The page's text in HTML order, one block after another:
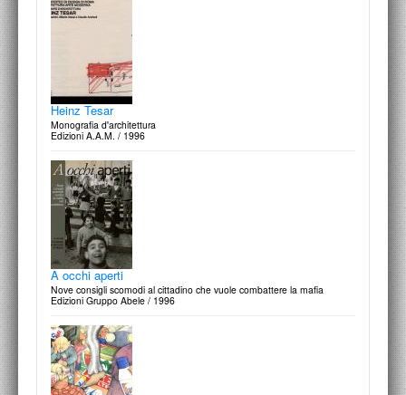
Heinz Tesar
Monografia d'architettura
Edizioni A.A.M. / 1996
A occhi aperti
Nove consigli scomodi al cittadino che vuole combattere la mafia
Edizioni Gruppo Abele / 1996